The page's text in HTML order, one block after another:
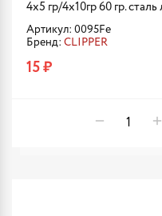
4х5 гр/4x10гр 60 гр.
Артикул: 0095Fe
Бренд: CLIPPER
15 ₽